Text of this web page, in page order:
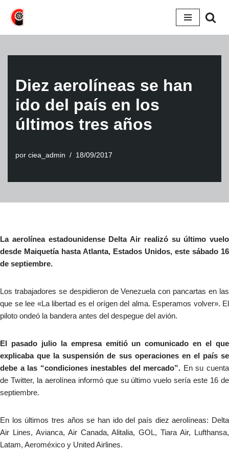
Saltar
Diez aerolíneas se han
ido del país en los
últimos tres años
por ciea_admin 18/09/2017
La aerolínea estadounidense Delta Air realizó su último vuelo
desde Maiquetía hasta Atlanta, Estados Unidos, este sábado 16
de septiembre.
Los trabajadores se despidieron de Venezuela con pancartas en las
que se lee «La libertad es el orígen del alma. Esperamos volver». El
piloto ondeó la bandera antes del despegue del avión.
El pasado julio la empresa emitió un comunicado en el que
explicaba que la suspensión de sus operaciones en el país se
debe a las “condiciones inestables del mercado”. En su cuenta
de Twitter, la aerolínea informó que su último vuelo sería este 16 de
septiembre.
En los últimos tres años se han ido del país diez aerolíneas: Delta
Air Lines, Avianca, Air Canada, Alitalia, GOL, Tiara Air, Lufthansa,
Latam, Aeroméxico y United Airlines.